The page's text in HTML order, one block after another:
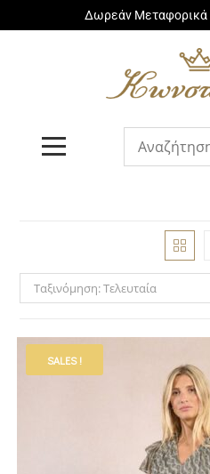
Δωρεάν
Ταξινόμηση: Τελευταία
SALES !